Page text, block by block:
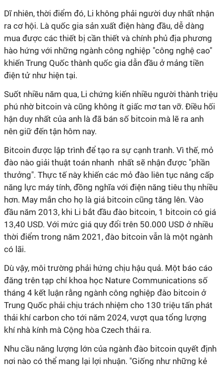
Dĩ nhiên, thời điểm đó, Li không phải người duy nhất nhận
ra cơ hội. Là quốc gia sản xuất điện hàng đầu, dễ dàng
mua được các thiết bị cần thiết và chính phủ địa phương
hào hứng với những ngành công nghiệp "công nghệ cao"
khiến Trung Quốc thành quốc gia dẫn đầu ở mảng tiền
điện tử như hiện tại.
Suốt nhiều năm qua, Li chứng kiến nhiều người thành triệu
phú nhờ bitcoin và cũng không ít giấc mơ tan vỡ. Điều hối
hận duy nhất của anh là đã bán số bitcoin mà lẽ ra anh
nên giữ đến tận hôm nay.
Bitcoin được lập trình để tạo ra sự cạnh tranh. Vì thế, mỏ
đào nào giải thuật toán nhanh nhất sẽ nhận được "phần
thưởng". Thực tế này khiến các mỏ đào liên tục nâng cấp
năng lực máy tính, đồng nghĩa với điện năng tiêu thụ nhiều
hơn. May mắn cho họ là giá bitcoin cũng tăng lên. Vào
đầu năm 2013, khi Li bắt đầu đào bitcoin, 1 bitcoin có giá
13,40 USD. Với mức giá quy đổi trên 50.000 USD ở nhiều
thời điểm trong năm 2021, đào bitcoin vẫn là một ngành
có lãi.
Dù vậy, môi trường phải hứng chịu hậu quả. Một báo cáo
đăng trên tạp chí khoa học Nature Communications số
tháng 4 kết luận rằng ngành công nghiệp đào bitcoin ở
Trung Quốc phải chịu trách nhiệm cho 130 triệu tấn phát
thải khí carbon cho tới năm 2024, vượt qua tổng lượng
khí nhà kính mà Cộng hòa Czech thải ra.
Nhu cầu năng lượng lớn của ngành đào bitcoin quyết định
nơi nào có thể mang lại lợi nhuận. "Giống như những kẻ